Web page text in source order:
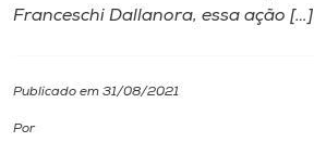
Cultura
Franceschi Dallanora, essa ação […]
Publicado em 31/08/2021
Por